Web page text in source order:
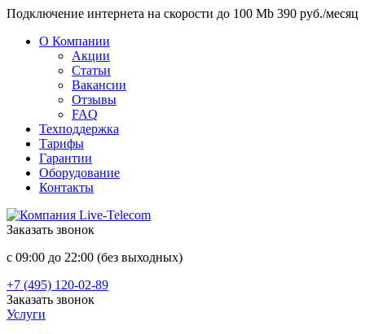
Подключение интернета на скорости до 100 Mb 390 руб./месяц
О Компании
Акции
Статьи
Вакансии
Отзывы
FAQ
Техподдержка
Тарифы
Гарантии
Оборудование
Контакты
Заказать звонок
с 09:00 до 22:00 (без выходных)
+7 (495) 120-02-89
Заказать звонок
Услуги